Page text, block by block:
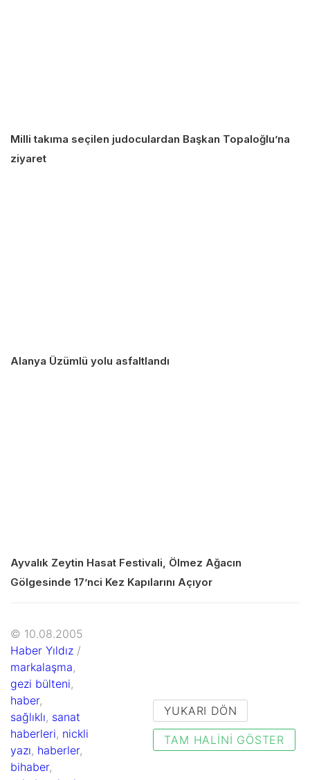
Milli takıma seçilen judoculardan Başkan Topaloğlu’na
ziyaret
Alanya Üzümlü yolu asfaltlandı
Ayvalık Zeytin Hasat Festivali, Ölmez Ağacın
Gölgesinde 17’nci Kez Kapılarını Açıyor
© 10.08.2005
Haber Yıldız /
markalaşma,
gezi bülteni,
haber,
sağlıklı, sanat
haberleri, nickli
yazı, haberler,
bihaber,
YUKARI DÖN
TAM HALINI GÖSTER